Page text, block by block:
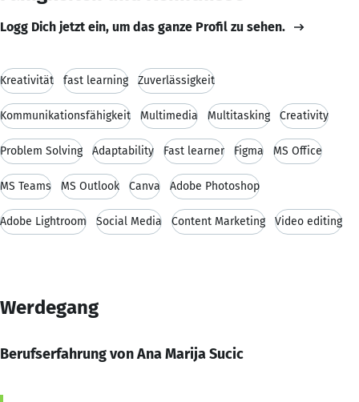
Logg Dich jetzt ein, um das ganze Profil zu sehen.
Kreativität fast learning Zuverlässigkeit
Kommunikationsfähigkeit Multimedia Multitasking Creativity
Problem Solving Adaptability Fast learner Figma MS Office
MS Teams MS Outlook Canva Adobe Photoshop
Adobe Lightroom Social Media Content Marketing Video editing
Werdegang
Berufserfahrung von Ana Marija Sucic